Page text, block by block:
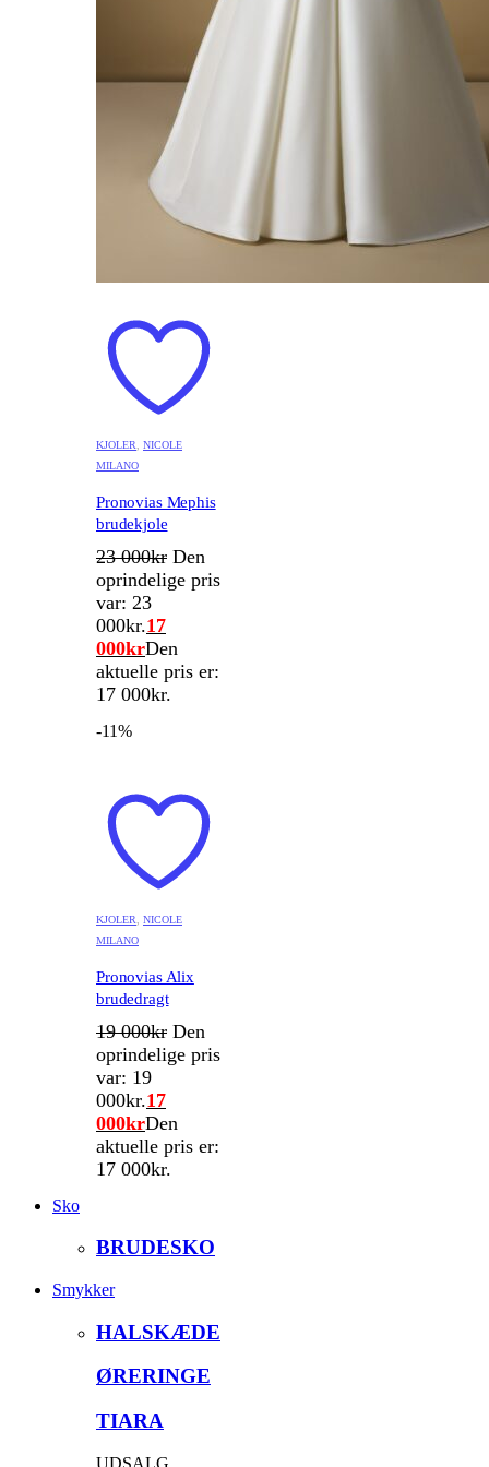
KJOLER, NICOLE
MILANO
Pronovias Mephis
brudekjole
23 000kr Den
oprindelige pris
var: 23
000kr.17
000krDen
aktuelle pris er:
17 000kr.
-11%
KJOLER
NICOLE
MILANO
Pronovias Alix
brudedragt
19 000kr Den
oprindelige pris
var: 19
000kr.17
000krDen
aktuelle pris er:
17 000kr.
Sko
BRUDESKO
Smykker
HALSKÆDE
ØRERINGE
TIARA
UDSALG